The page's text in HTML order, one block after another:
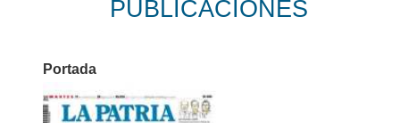
PUBLICACIONES
Portada